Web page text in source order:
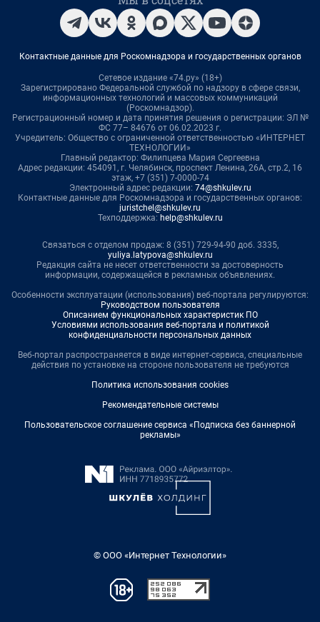
Контактные данные для Роскомнадзора и государственных органов
Сетевое издание «74.ру» (18+)
Зарегистрировано Федеральной службой по надзору в сфере связи,
информационных технологий и массовых коммуникаций
(Роскомнадзор).
Регистрационный номер и дата принятия решения о регистрации: ЭЛ №
ФС 77– 84676 от 06.02.2023 г.
Учредитель: Общество с ограниченной ответственностью «ИНТЕРНЕТ
ТЕХНОЛОГИИ»
Главный редактор: Филипцева Мария Сергеевна
Адрес редакции: 454091, г. Челябинск, проспект Ленина, 26А, стр.2, 16
этаж, +7 (351) 7-0000-74
Электронный адрес редакции: 74@shkulev.ru
Контактные данные для Роскомнадзора и государственных органов:
juristchel@shkulev.ru
Техподдержка: help@shkulev.ru
Связаться с отделом продаж: 8 (351) 729-94-90 доб. 3335,
yuliya.latypova@shkulev.ru
Редакция сайта не несет ответственности за достоверность
информации, содержащейся в рекламных объявлениях.
Особенности эксплуатации (использования) веб-портала регулируются:
Руководством пользователя
Описанием функциональных характеристик ПО
Условиями использования веб-портала и политикой
конфиденциальности персональных данных
Веб-портал распространяется в виде интернет-сервиса, специальные
действия по установке на стороне пользователя не требуются
Политика использования cookies
Рекомендательные системы
Пользовательское соглашение сервиса «Подписка без баннерной
рекламы»
© ООО «Интернет Технологии»